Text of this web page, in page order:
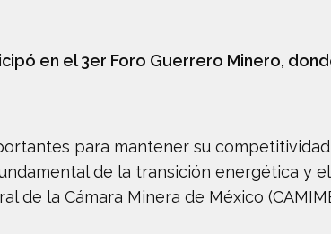
en el 3er Foro Guerrero Minero,
para mantener su
de la transición energética y
de la Cámara Minera de México